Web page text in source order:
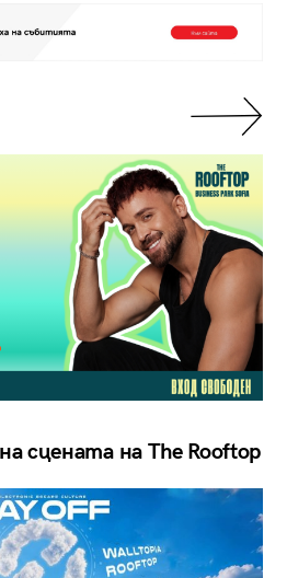
сцената на The Rooftop